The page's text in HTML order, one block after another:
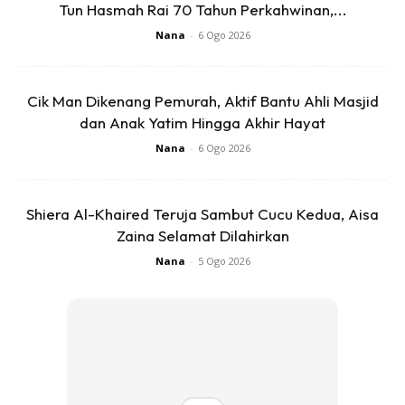
Ads
memudahkannya untuk menjalani kehidupan yang selama
Tun Hasmah Rai 70 Tahun Perkahwinan,...
Nana - 6 Ogo 2026
Cik Man Dikenang Pemurah, Aktif Bantu Ahli Masjid
dan Anak Yatim Hingga Akhir Hayat
Nana - 6 Ogo 2026
Shiera Al-Khaired Teruja Sambut Cucu Kedua, Aisa
Zaina Selamat Dilahirkan
Nana - 5 Ogo 2026